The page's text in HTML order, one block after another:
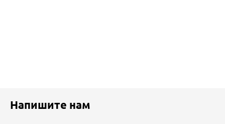
Напишите нам